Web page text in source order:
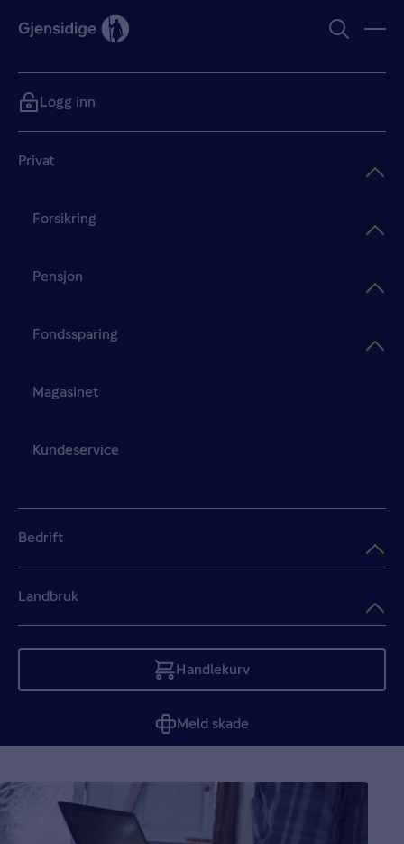
Privat
Forsikring
Pensjon
Fondssparing
Magasinet
Kundeservice
Bedrift
Landbruk
Handlekurv
Tom
Meld skade
Logg inn